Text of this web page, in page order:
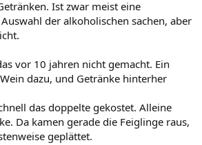
Ist zwar meist eine
der alkoholischen sachen, aber
vor 10 jahren nicht gemacht. Ein
dazu, und Getränke hinterher
das doppelte gekostet. Alleine
Da kamen gerade die Feiglinge raus,
geplättet.